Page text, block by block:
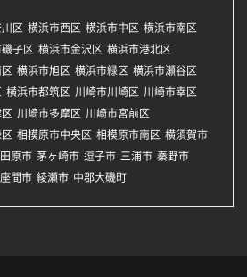
区 横浜市西区 横浜市中区 横浜市南区
子区 横浜市金沢区 横浜市港北区
横浜市旭区 横浜市緑区 横浜市瀬谷区
横浜市都筑区 川崎市川崎区 川崎市幸区
川崎市多摩区 川崎市宮前区
相模原市中央区 相模原市南区 横須賀市
原市 茅ヶ崎市 逗子市 三浦市 秦野市
座間市 綾瀬市 中郡大磯町